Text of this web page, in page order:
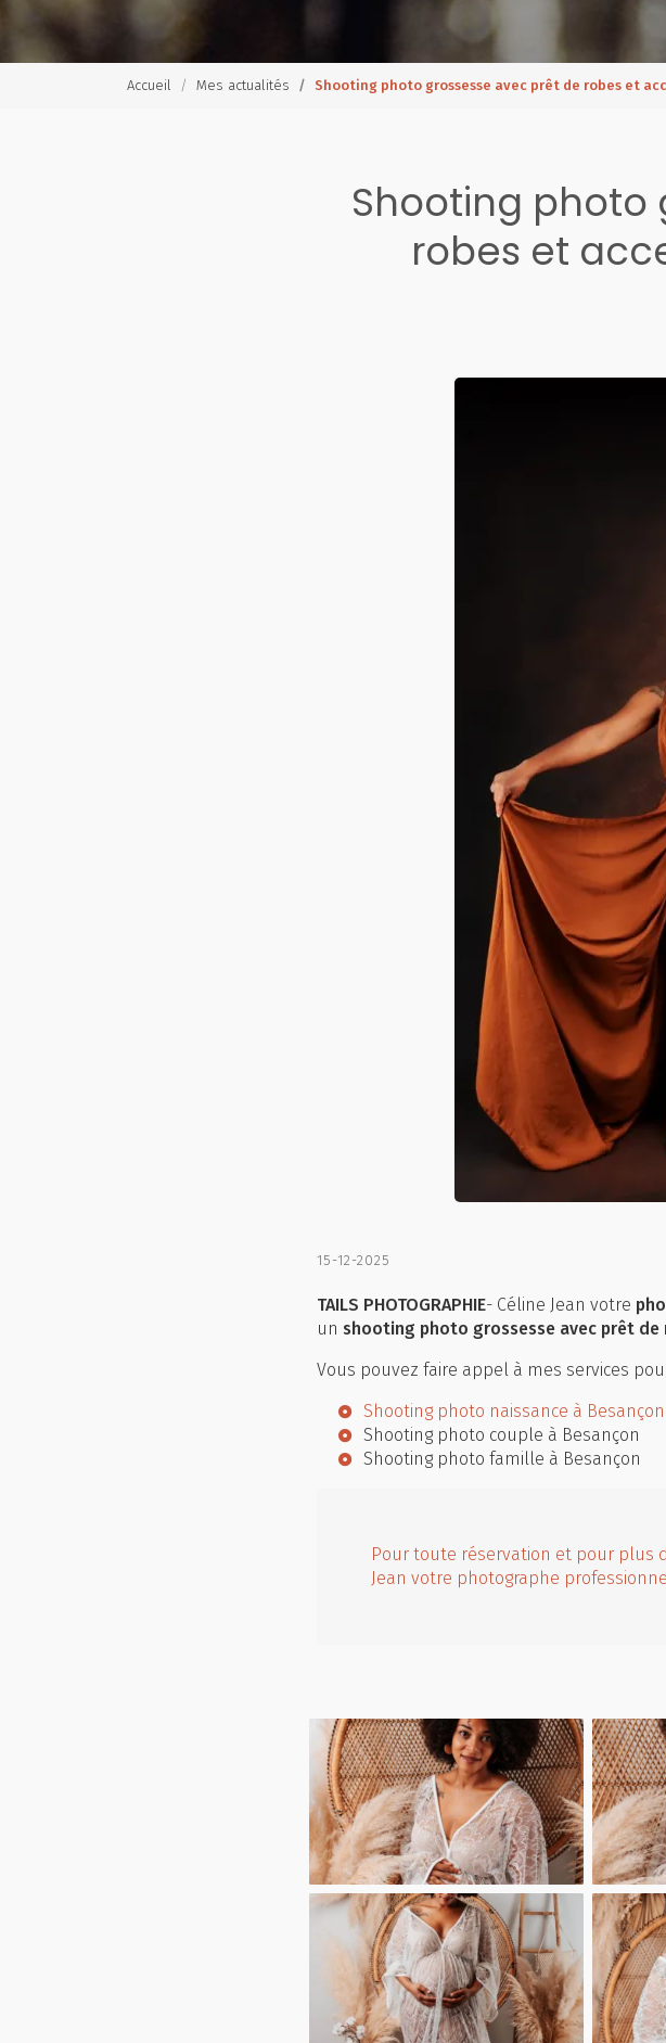
Accueil Mes actualités Shooting photo grossesse avec prêt de robes et
Shooting photo
robes et
15-12-2025
TAILS PHOTOGRAPHIE- Céline Jean votre
un shooting photo grossesse avec prêt de
Vous pouvez faire appel à mes services
Shooting photo naissance à Besançon
Shooting photo couple à Besançon
Shooting photo famille à Besançon
Pour toute réservation et pour plus
Jean votre photographe